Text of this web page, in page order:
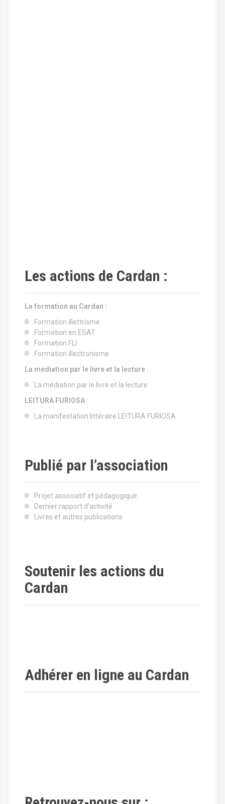
Les actions de Cardan :
La formation au Cardan :
Formation illettrisme
Formation en ESAT
Formation FLI
Formation illectronisme
La médiation par le livre et la lecture :
La médiation par le livre et la lecture
LEITURA FURIOSA :
La manifestation littéraire LEITURA FURIOSA
Publié par l’association
Projet associatif et pédagogique
Dernier rapport d’activité
Livres et autres publications
Soutenir les actions du
Cardan
Adhérer en ligne au Cardan